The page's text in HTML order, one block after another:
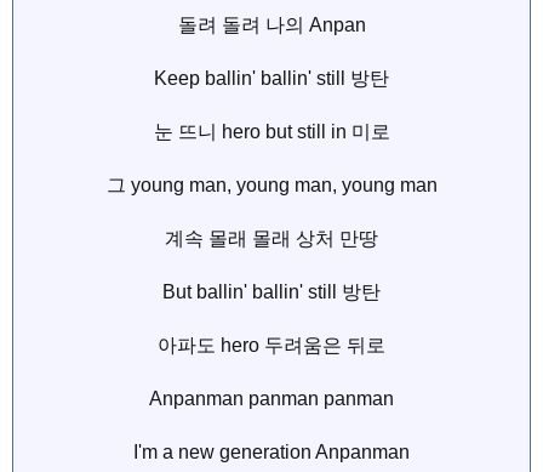
돌려 돌려 나의 Anpan
Keep ballin' ballin' still 방탄
눈 뜨니 hero but still in 미로
그 young man, young man, young man
계속 몰래 몰래 상처 만땅
But ballin' ballin' still 방탄
아파도 hero 두려움은 뒤로
Anpanman panman panman
I'm a new generation Anpanman